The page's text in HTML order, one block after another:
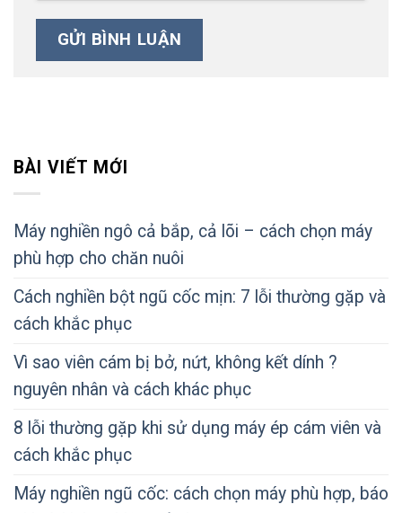
BÀI VIẾT MỚI
Máy nghiền ngô cả bắp, cả lõi – cách chọn máy
phù hợp cho chăn nuôi
Cách nghiền bột ngũ cốc mịn: 7 lỗi thường gặp và
cách khắc phục
Vì sao viên cám bị bở, nứt, không kết dính ?
nguyên nhân và cách khác phục
8 lỗi thường gặp khi sử dụng máy ép cám viên và
cách khắc phục
Máy nghiền ngũ cốc: cách chọn máy phù hợp, báo